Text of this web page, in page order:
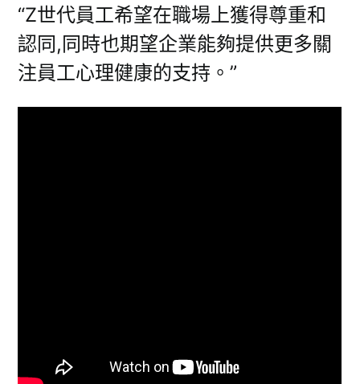
“Z世代員工希望在職場上獲得尊重和
認同,同時也期望企業能夠提供更多關
注員工心理健康的支持。”